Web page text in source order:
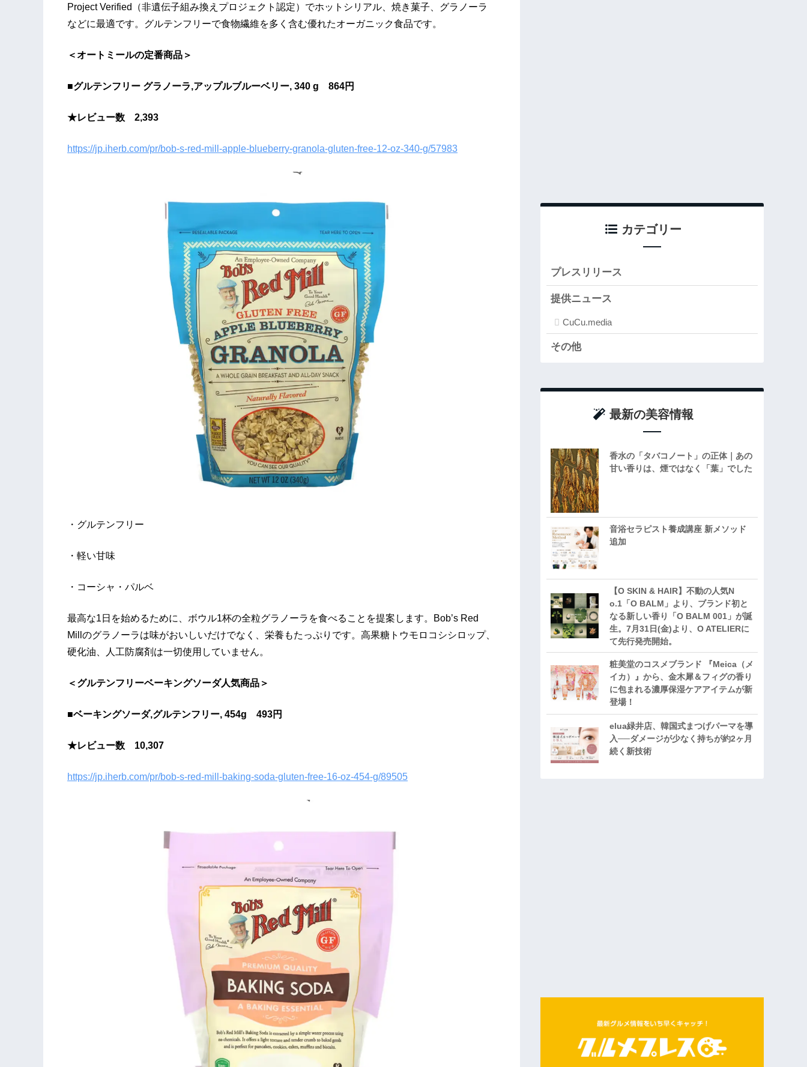
Project Verified（非遺伝子組み換えプロジェクト認定）でホットシリアル、焼き菓子、グラノーラ
などに最適です。グルテンフリーで食物繊維を多く含む優れたオーガニック食品です。
＜オートミールの定番商品＞
■グルテンフリー グラノーラ,アップルブルーベリー, 340 g 864円
★レビュー数 2,393
https://jp.iherb.com/pr/bob-s-red-mill-apple-blueberry-granola-gluten-free-12-oz-340-g/57983
・グルテンフリー
・軽い甘味
・コーシャ・パルベ
最高な1日を始めるために、ボウル1杯の全粒グラノーラを食べることを提案します。Bob’s Red
Millのグラノーラは味がおいしいだけでなく、栄養もたっぷりです。高果糖トウモロコシシロップ、
硬化油、人工防腐剤は一切使用していません。
＜グルテンフリーベーキングソーダ人気商品＞
■ベーキングソーダ,グルテンフリー, 454g 493円
★レビュー数 10,307
https://jp.iherb.com/pr/bob-s-red-mill-baking-soda-gluten-free-16-oz-454-g/89505
カテゴリー
プレスリリース
提供ニュース
CuCu.media
その他
最新の美容情報
香水の「タバコノート」の正体｜あの
甘い香りは、煙ではなく「葉」でした
音浴セラピスト養成講座 新メソッド
追加
【O SKIN & HAIR】不動の人気N
o.1「O BALM」より、ブランド初と
なる新しい香り「O BALM 001」が誕
生。7月31日(金)より、O ATELIERに
て先行発売開始。
粧美堂のコスメブランド 『Meica（メ
イカ）』から、金木犀＆フィグの香り
に包まれる濃厚保湿ケアアイテムが新
登場！
elua緑井店、韓国式まつげパーマを導
入──ダメージが少なく持ちが約2ヶ月
続く新技術